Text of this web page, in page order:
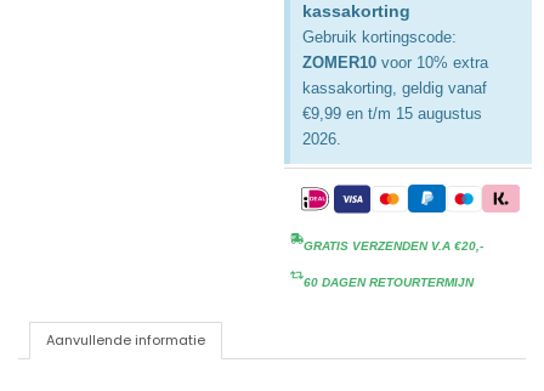
kassakorting
Gebruik kortingscode:
ZOMER10 voor 10% extra
kassakorting, geldig vanaf
€9,99 en t/m 15 augustus
2026.
GRATIS VERZENDEN V.A €20,-
60 DAGEN RETOURTERMIJN
Aanvullende informatie